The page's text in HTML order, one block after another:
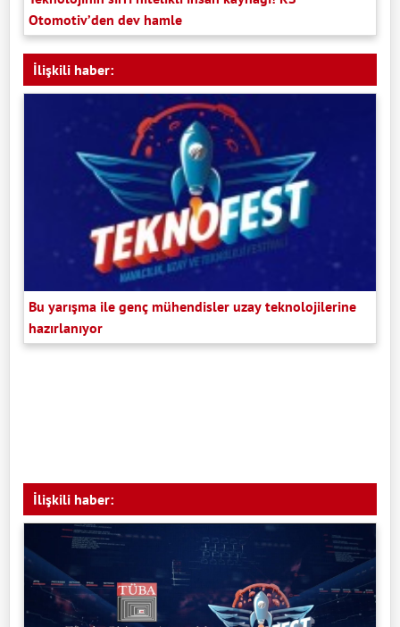
Otomotiv’den dev hamle
İlişkili haber:
Bu yarışma ile genç mühendisler uzay teknolojilerine
hazırlanıyor
İlişkili haber: